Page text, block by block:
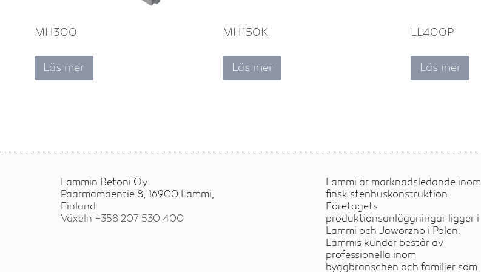
MH300
Läs mer
MH150K
Läs mer
LL400P
Läs mer
Lammin Betoni Oy
Paarmamäentie 8, 16900 Lammi,
Finland
Växeln +358 207 530 400
Lammi är marknadsledande inom
finsk stenhuskonstruktion.
Företagets
produktionsanläggningar ligger i
Lammi och Jaworzno i Polen.
Lammis kunder består av
professionella inom
byggbranschen och familjer som